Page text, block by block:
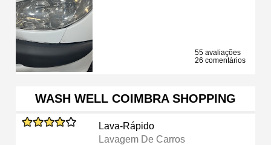
55 avaliações
26 comentários
WASH WELL COIMBRA SHOPPING
Lava-Rápido
Lavagem De Carros